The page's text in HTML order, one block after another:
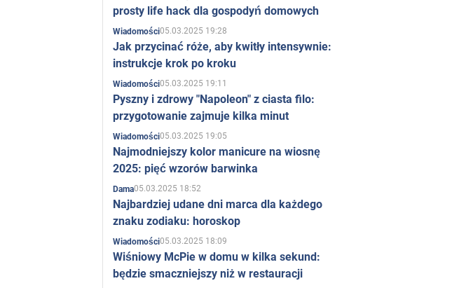
prosty life hack dla gospodyń domowych
Wiadomości05.03.2025 19:28
Jak przycinać róże, aby kwitły intensywnie:
instrukcje krok po kroku
Wiadomości05.03.2025 19:11
Pyszny i zdrowy "Napoleon" z ciasta filo:
przygotowanie zajmuje kilka minut
Wiadomości05.03.2025 19:05
Najmodniejszy kolor manicure na wiosnę
2025: pięć wzorów barwinka
Dama05.03.2025 18:52
Najbardziej udane dni marca dla każdego
znaku zodiaku: horoskop
Wiadomości05.03.2025 18:09
Wiśniowy McPie w domu w kilka sekund:
będzie smaczniejszy niż w restauracji